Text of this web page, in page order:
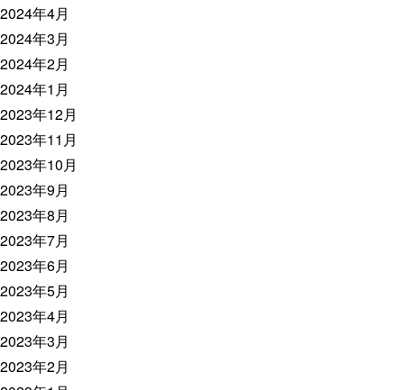
2024年4月
2024年3月
2024年2月
2024年1月
2023年12月
2023年11月
2023年10月
2023年9月
2023年8月
2023年7月
2023年6月
2023年5月
2023年4月
2023年3月
2023年2月